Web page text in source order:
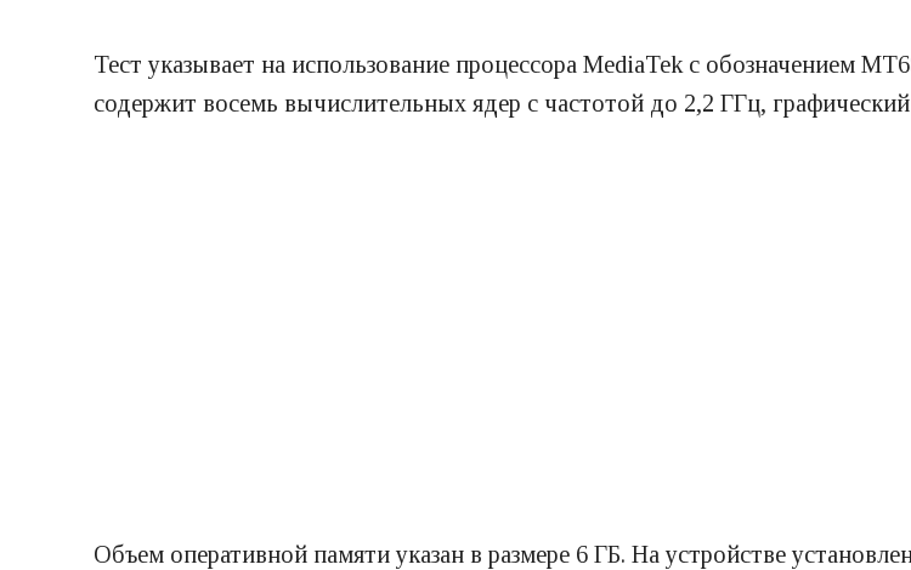
Тест указывает на использование процессора MediaTek с обозначением
содержит восемь вычислительных ядер с частотой до 2,2 ГГц,
Объем оперативной памяти указан в размере 6 ГБ. На устройстве